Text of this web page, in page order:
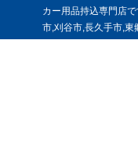
カー用品持込専門店
市,刈谷市,長久手市,東